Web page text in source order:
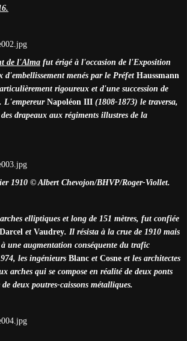
de l'Alma fut érigé à l'occasion de l'Exposition
d'embellissement menés par le Préfet Haussmann
rigoureux et d'une succession de
L'empereur Napoléon III (1808-1873) le traversa,
drapeaux aux régiments illustres de la
1910 © Albert Chevojon/BHVP/Roger-Viollet.
elliptiques et long de 151 mètres, fut confiée
Darcel et Vaudrey. Il résista à la crue de 1910 mais
une augmentation conséquente du trafic
les ingénieurs Blanc et Cosne et les architectes
arches qui se compose en réalité de deux ponts
deux poutres-caissons métalliques.